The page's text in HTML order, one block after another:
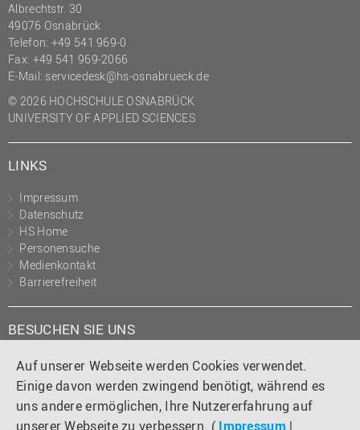
Auf unserer Webseite werden Cookies verwendet.
Einige davon werden zwingend benötigt, während es
uns andere ermöglichen, Ihre Nutzererfahrung auf
unserer Webseite zu verbessern. ( Impressum |
Professional School
Projekte des Präsidiums
Projektmanagement Office
(PMO)
Prozessmanagement
Science to Business GmbH
Studium und Lehre
Transfer- und
Innovationsmanagement
Albrechtstr. 30
49076 Osnabrück
Telefon: +49 541 969-0
Fax: +49 541 969-2066
E-Mail: servicedesk@hs-osnabrueck.de
© 2026 HOCHSCHULE OSNABRÜCK
UNIVERSITY OF APPLIED SCIENCES
LINKS
Impressum
Datenschutz
HS Home
Personensuche
Medienkontakt
Barrierefreiheit
BESUCHEN SIE UNS
Instagram
TiktokLinkedIn
YouTube
Facebook